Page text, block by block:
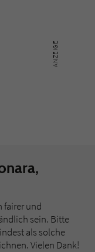
fairer und
sein. Bitte
als solche
Vielen Dank!